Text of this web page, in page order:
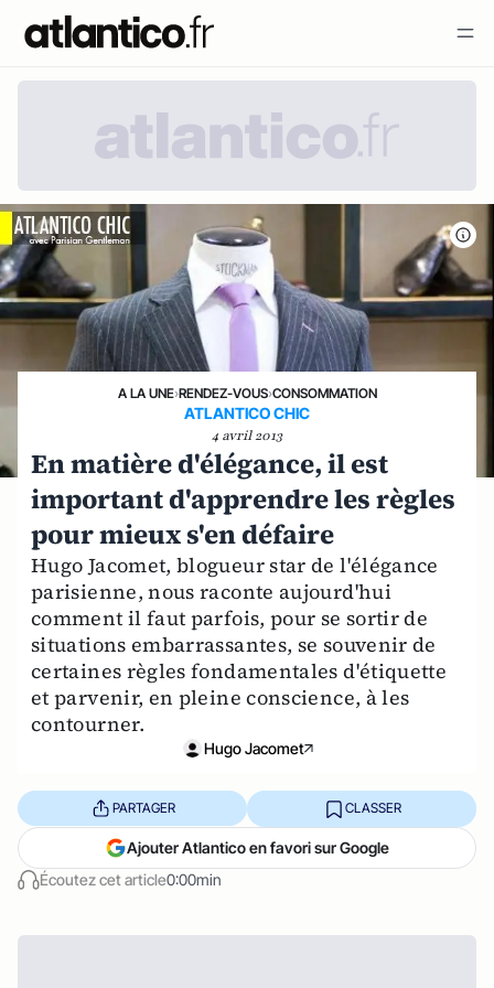
A LA UNE›RENDEZ-VOUS›CONSOMMATION
ATLANTICO CHIC
4 avril 2013
En matière d'élégance, il est
important d'apprendre les règles
pour mieux s'en défaire
Hugo Jacomet, blogueur star de l'élégance
parisienne, nous raconte aujourd'hui
comment il faut parfois, pour se sortir de
situations embarrassantes, se souvenir de
certaines règles fondamentales d'étiquette
et parvenir, en pleine conscience, à les
contourner.
Hugo Jacomet
Écoutez cet article0:00min
PARTAGER CLASSER
Ajouter Atlantico en favori sur Google